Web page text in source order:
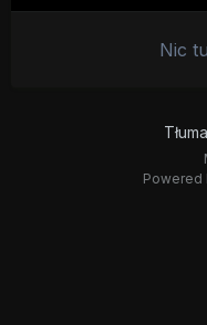
Nic
Powered